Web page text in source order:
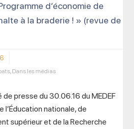
d’économie de
à la braderie ! » (revue de
, Dans les médias
de presse du 30.06.16 du MEDEF
l’Éducation nationale, de
supérieur et de la Recherche